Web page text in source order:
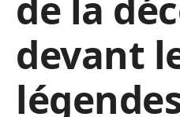
devant